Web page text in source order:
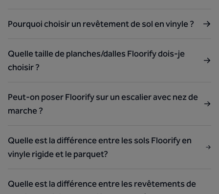
Pourquoi choisir un revêtement de sol en vinyle ?
Quelle taille de planches/dalles Floorify dois-je
choisir ?
Peut-on poser Floorify sur un escalier avec nez de
marche ?
Quelle est la différence entre les sols Floorify en
vinyle rigide et le parquet?
Quelle est la différence entre les revêtements de